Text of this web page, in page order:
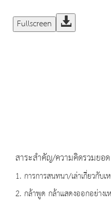
Fullscreen
สาระสำคัญ/ความคิดรวมยอด
1. การการสนทนา/เล่าเกี่ยวกับ
2. กล้าพูด กล้าแสดงออกอย่างเ